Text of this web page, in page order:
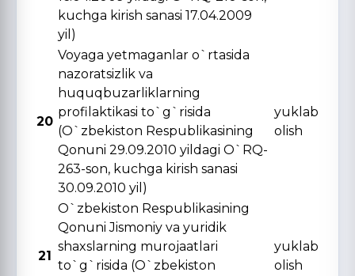
kuchga kirish sanasi 17.04.2009
yil)
20
Voyaga yetmaganlar o`rtasida
nazoratsizlik va
huquqbuzarliklarning
profilaktikasi to`g`risida
(O`zbekiston Respublikasining
Qonuni 29.09.2010 yildagi O`RQ-
263-son, kuchga kirish sanasi
30.09.2010 yil)
yuklab
olish
21
O`zbekiston Respublikasining
Qonuni Jismoniy va yuridik
shaxslarning murojaatlari
to`g`risida (O`zbekiston
yuklab
olish